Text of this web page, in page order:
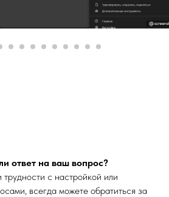
ответ на ваш вопрос?
с настройкой или
всегда можете обратиться за